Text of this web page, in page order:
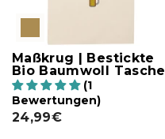
Maßkrug | Bestickte
Bio Baumwoll Tasche
(1
Bewertungen)
24,99€